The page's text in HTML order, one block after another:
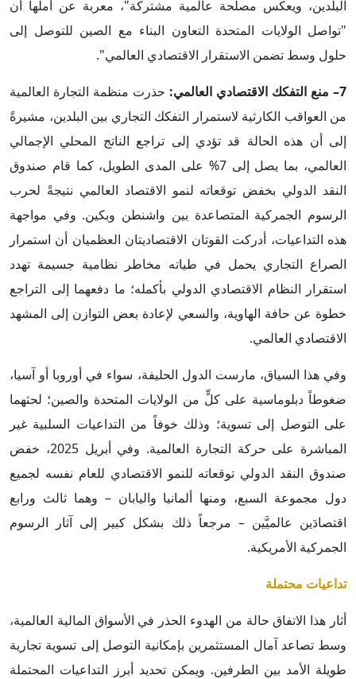
البلدين، ويعكس مصلحة عالمية مشتركة"، معربة عن أملها أن
"تواصل الولايات المتحدة التعاون البناء مع الصين للتوصل إلى
حلول وسط تضمن الاستقرار الاقتصادي العالمي".
7– منع التفكك الاقتصادي العالمي:
حذرت منظمة التجارة العالمية
من العواقب الكارثية لاستمرار التفكك التجاري بين البلدين، مشيرةً
إلى أن هذه الحالة قد تؤدي إلى تراجع الناتج المحلي الإجمالي
العالمي، بما يصل إلى 7% على المدى الطويل، كما قام صندوق
النقد الدولي بخفض توقعاته لنمو الاقتصاد العالمي نتيجةً لحرب
الرسوم الجمركية المتصاعدة بين واشنطن وبكين. وفي مواجهة
هذه التداعيات، أدركت القوتان الاقتصاديتان العظميان أن استمرار
الصراع التجاري يحمل في طياته مخاطر نظامية جسيمة تهدد
استقرار النظام الاقتصادي الدولي بأكمله؛ ما دفعهما إلى التراجع
خطوة عن حافة الهاوية، والسعي لإعادة بعض التوازن إلى المشهد
الاقتصادي العالمي.
وفي هذا السياق، مارست الدول الحليفة، سواء في أوروبا أو آسيا،
ضغوطاً دبلوماسية على كلٍّ من الولايات المتحدة والصين؛ لحثهما
على التوصل إلى تسوية؛ وذلك خوفاً من التداعيات السلبية غير
المباشرة على حركة التجارة العالمية. وفي أبريل 2025، خفض
صندوق النقد الدولي توقعاته للنمو الاقتصادي للعام نفسه لجميع
دول مجموعة السبع، ومنها ألمانيا واليابان – وهما ثالث ورابع
اقتصادَين عالميَّين – مرجعاً ذلك بشكل كبير إلى آثار الرسوم
الجمركية الأمريكية.
تداعيات محتملة
أثار هذا الاتفاق حالة من الهدوء الحذر في الأسواق المالية العالمية،
وسط تصاعد آمال المستثمرين بإمكانية التوصل إلى تسوية تجارية
طويلة الأمد بين الطرفين. ويمكن تحديد أبرز التداعيات المحتملة